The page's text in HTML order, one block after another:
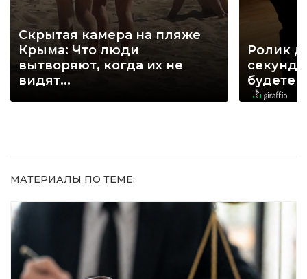
Скрытая камера на пляже
Крыма: Что люди
вытворяют, когда их не
видят...
Ролик
секунд,
будете
МАТЕРИАЛЫ ПО ТЕМЕ: